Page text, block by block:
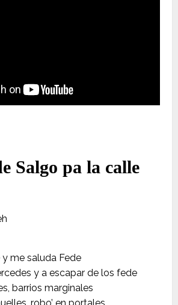
Salgo pa la calle
me saluda Fede
y a escapar de los fede
barrios marginales